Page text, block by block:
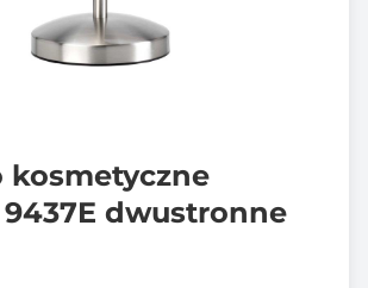
kosmetyczne
dwustronne